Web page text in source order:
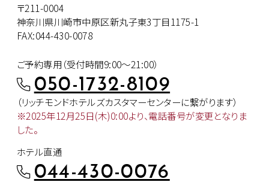
〒211-0004
神奈川県川崎市中原区新丸子東3丁目1175-1
FAX:044-430-0078
ご予約専用（受付時間9:00～21:00）
050-1732-8109
（リッチモンドホテルズカスタマーセンターに繋がります）
※2025年12月25日(木)0:00より、電話番号が変更となりま
した。
ホテル直通
044-430-0076